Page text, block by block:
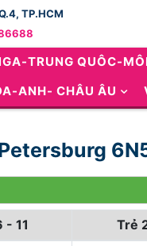
TP.HCM
TRUNG QUÔC-
ANH- CHÂU ÂU
- 11 Trẻ